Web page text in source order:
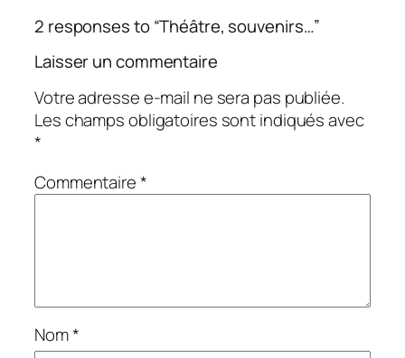
2 responses to “Théâtre, souvenirs…”
Laisser un commentaire
Votre adresse e-mail ne sera pas publiée.
Les champs obligatoires sont indiqués avec
*
Commentaire*
Nom*